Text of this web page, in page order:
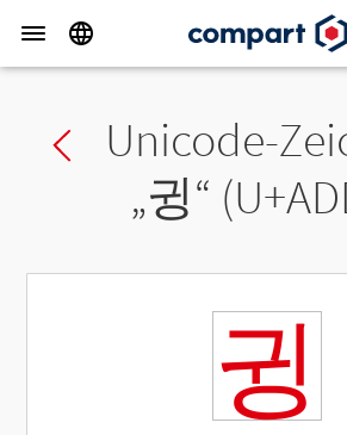
Previous char
Unicode-
„귕“
귕